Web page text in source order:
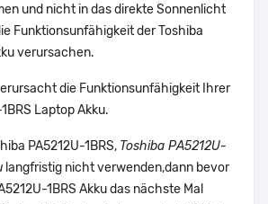
und nicht in das direkte Sonnenlicht
Funktionsunfähigkeit der Toshiba
verursachen.
die Funktionsunfähigkeit Ihrer
Laptop Akku.
PA5212U-1BRS, Toshiba PA5212U-
langfristig nicht verwenden,dann bevor
1BRS Akku das nächste Mal